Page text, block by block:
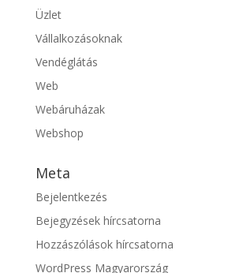
Üzlet
Vállalkozásoknak
Vendéglátás
Web
Webáruházak
Webshop
Meta
Bejelentkezés
Bejegyzések hírcsatorna
Hozzászólások hírcsatorna
WordPress Magyarország